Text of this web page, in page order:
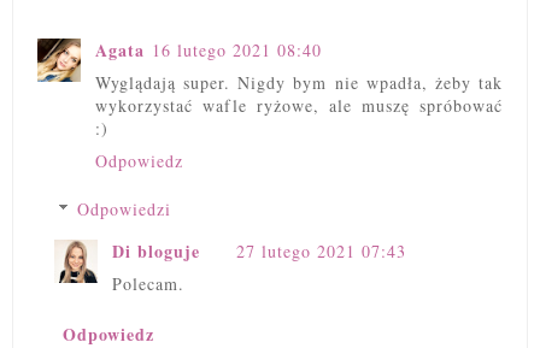
Agata 16 lutego 2021 08:40
Wyglądają super. Nigdy bym nie wpadła, żeby tak
wykorzystać wafle ryżowe, ale muszę spróbować
:)
Odpowiedz
Odpowiedzi
Di bloguje
27 lutego 2021 07:43
Polecam.
Odpowiedz